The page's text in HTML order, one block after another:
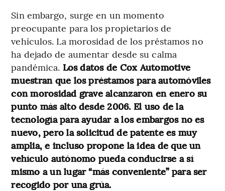
Sin embargo, surge en un momento
preocupante para los propietarios de
vehículos. La morosidad de los préstamos no
ha dejado de aumentar desde su calma
pandémica. Los datos de Cox Automotive
muestran que los préstamos para automóviles
con morosidad grave alcanzaron en enero su
punto más alto desde 2006. El uso de la
tecnología para ayudar a los embargos no es
nuevo, pero la solicitud de patente es muy
amplia, e incluso propone la idea de que un
vehículo autónomo pueda conducirse a sí
mismo a un lugar “más conveniente” para ser
recogido por una grúa.